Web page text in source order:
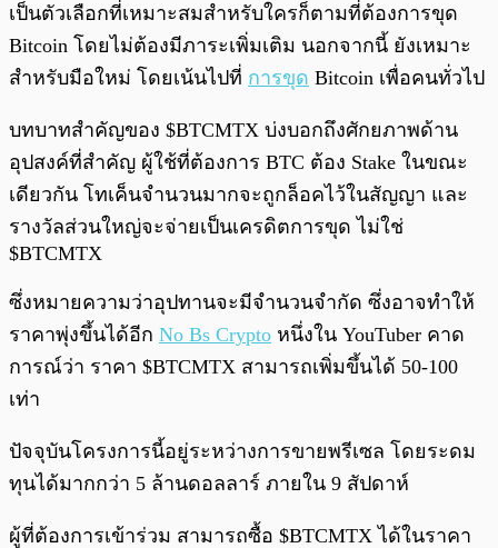
เป็นตัวเลือกที่เหมาะสมสำหรับใครก็ตามที่ต้องการขุด
Bitcoin โดยไม่ต้องมีภาระเพิ่มเติม นอกจากนี้ ยังเหมาะ
สำหรับมือใหม่ โดยเน้นไปที่ การขุด Bitcoin เพื่อคนทั่วไป
บทบาทสำคัญของ $BTCMTX บ่งบอกถึงศักยภาพด้าน
อุปสงค์ที่สำคัญ ผู้ใช้ที่ต้องการ BTC ต้อง Stake ในขณะ
เดียวกัน โทเค็นจำนวนมากจะถูกล็อคไว้ในสัญญา และ
รางวัลส่วนใหญ่จะจ่ายเป็นเครดิตการขุด ไม่ใช่
$BTCMTX
ซึ่งหมายความว่าอุปทานจะมีจำนวนจำกัด ซึ่งอาจทำให้
ราคาพุ่งขึ้นได้อีก No Bs Crypto หนึ่งใน YouTuber คาด
การณ์ว่า ราคา $BTCMTX สามารถเพิ่มขึ้นได้ 50-100
เท่า
ปัจจุบันโครงการนี้อยู่ระหว่างการขายพรีเซล โดยระดม
ทุนได้มากกว่า 5 ล้านดอลลาร์ ภายใน 9 สัปดาห์
ผู้ที่ต้องการเข้าร่วม สามารถซื้อ $BTCMTX ได้ในราคา